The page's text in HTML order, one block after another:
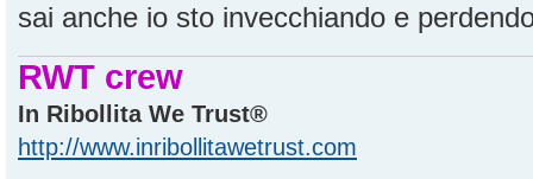
sai anche io sto invecchiando e
RWT crew
In Ribollita We Trust®
http://www.inribollitawetrust.com